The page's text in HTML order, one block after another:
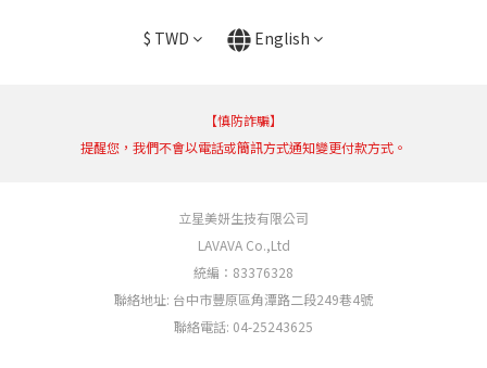
$ TWD English
【慎防詐騙】
提醒您，我們不會以電話或簡訊方式通知變更付款方式。
立星美妍生技有限公司
LAVAVA Co.,Ltd
統編：83376328
聯絡地址: 台中市豐原區角潭路二段249巷4號
聯絡電話: 04-25243625